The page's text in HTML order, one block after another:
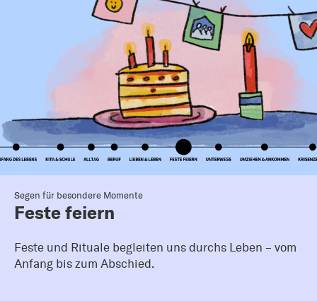
Segen für besondere Momente
Feste feiern
Feste und Rituale begleiten uns durchs Leben – vom
Anfang bis zum Abschied.